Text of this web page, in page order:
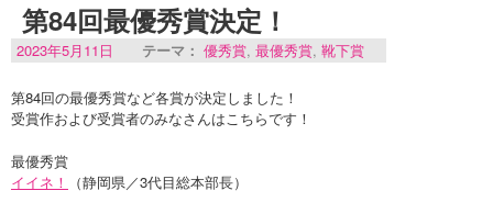
第84回最優秀賞決定！
2023年5月11日 テーマ： 優秀賞, 最優秀賞, 靴下賞
第84回の最優秀賞など各賞が決定しました！
受賞作および受賞者のみなさんはこちらです！
最優秀賞
イイネ！
（静岡県／3代目総本部長）